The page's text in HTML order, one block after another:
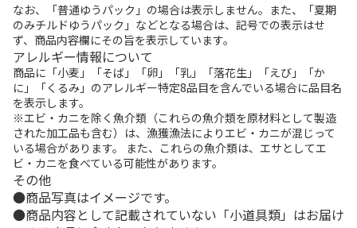
なお、「普通ゆうパック」の場合は表示しません。また、「夏期
のみチルドゆうパック」などとなる場合は、記号での表示はせ
ず、商品内容欄にその旨を表示しています。
アレルギー情報について
商品に「小麦」「そば」「卵」「乳」「落花生」「えび」「か
に」「くるみ」のアレルギー特定8品目を含んでいる場合に品目名
を表示します。
※エビ・カニを除く魚介類（これらの魚介類を原材料として製造
された加工品も含む）は、漁獲漁法によりエビ・カニが混じって
いる場合があります。 また、これらの魚介類は、エサとしてエ
ビ・カニを食べている可能性があります。
その他
商品写真はイメージです。
商品内容として記載されていない「小道具類」はお届け